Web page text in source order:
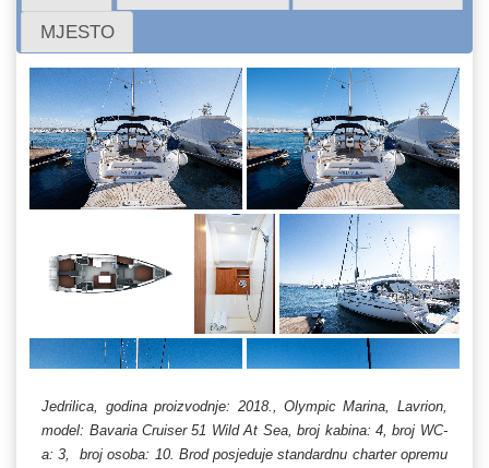
MJESTO
Jedrilica, godina proizvodnje: 2018., Olympic Marina, Lavrion,
model: Bavaria Cruiser 51 Wild At Sea, broj kabina: 4, broj WC-
a: 3, broj osoba: 10. Brod posjeduje standardnu charter opremu